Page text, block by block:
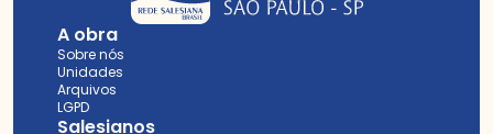
A obra
Sobre nós
Unidades
Arquivos
LGPD
Salesianos